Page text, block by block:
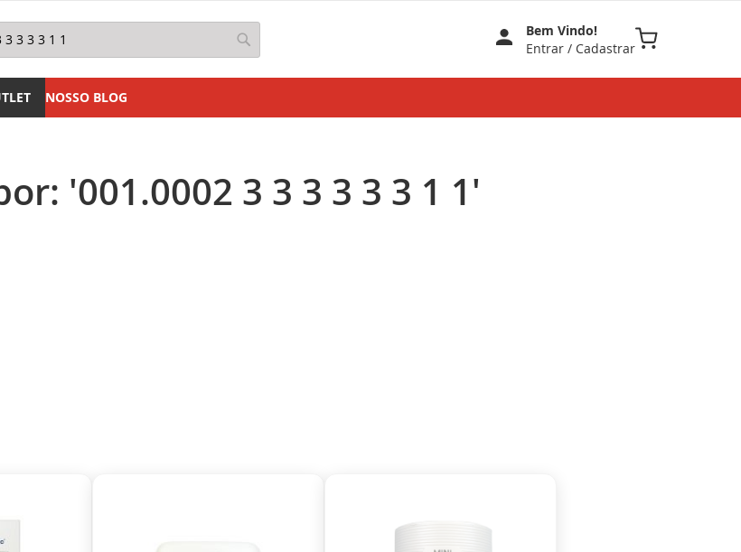
Pesquisa
Bem Vindo!
Entrar / Cadastrar
Meu Carrinho
NOSSO BLOG
'001.0002 3 3 3 3 3 3 1 1'